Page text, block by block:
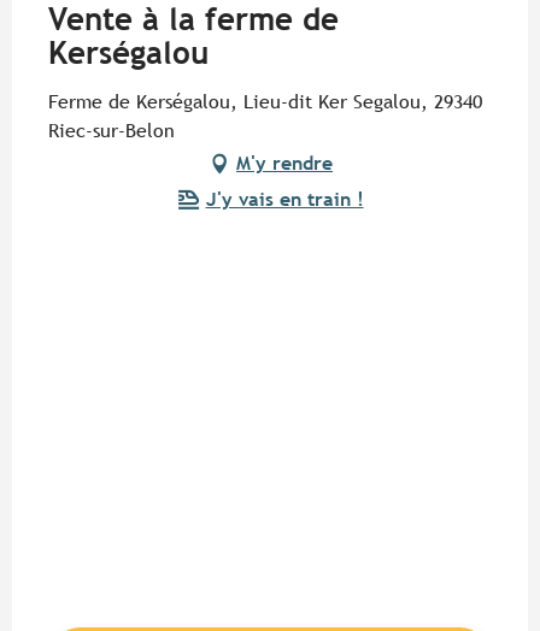
Vente à la ferme de
Kerségalou
Ferme de Kerségalou, Lieu-dit Ker Segalou, 29340
Riec-sur-Belon
M'y rendre
J'y vais en train !